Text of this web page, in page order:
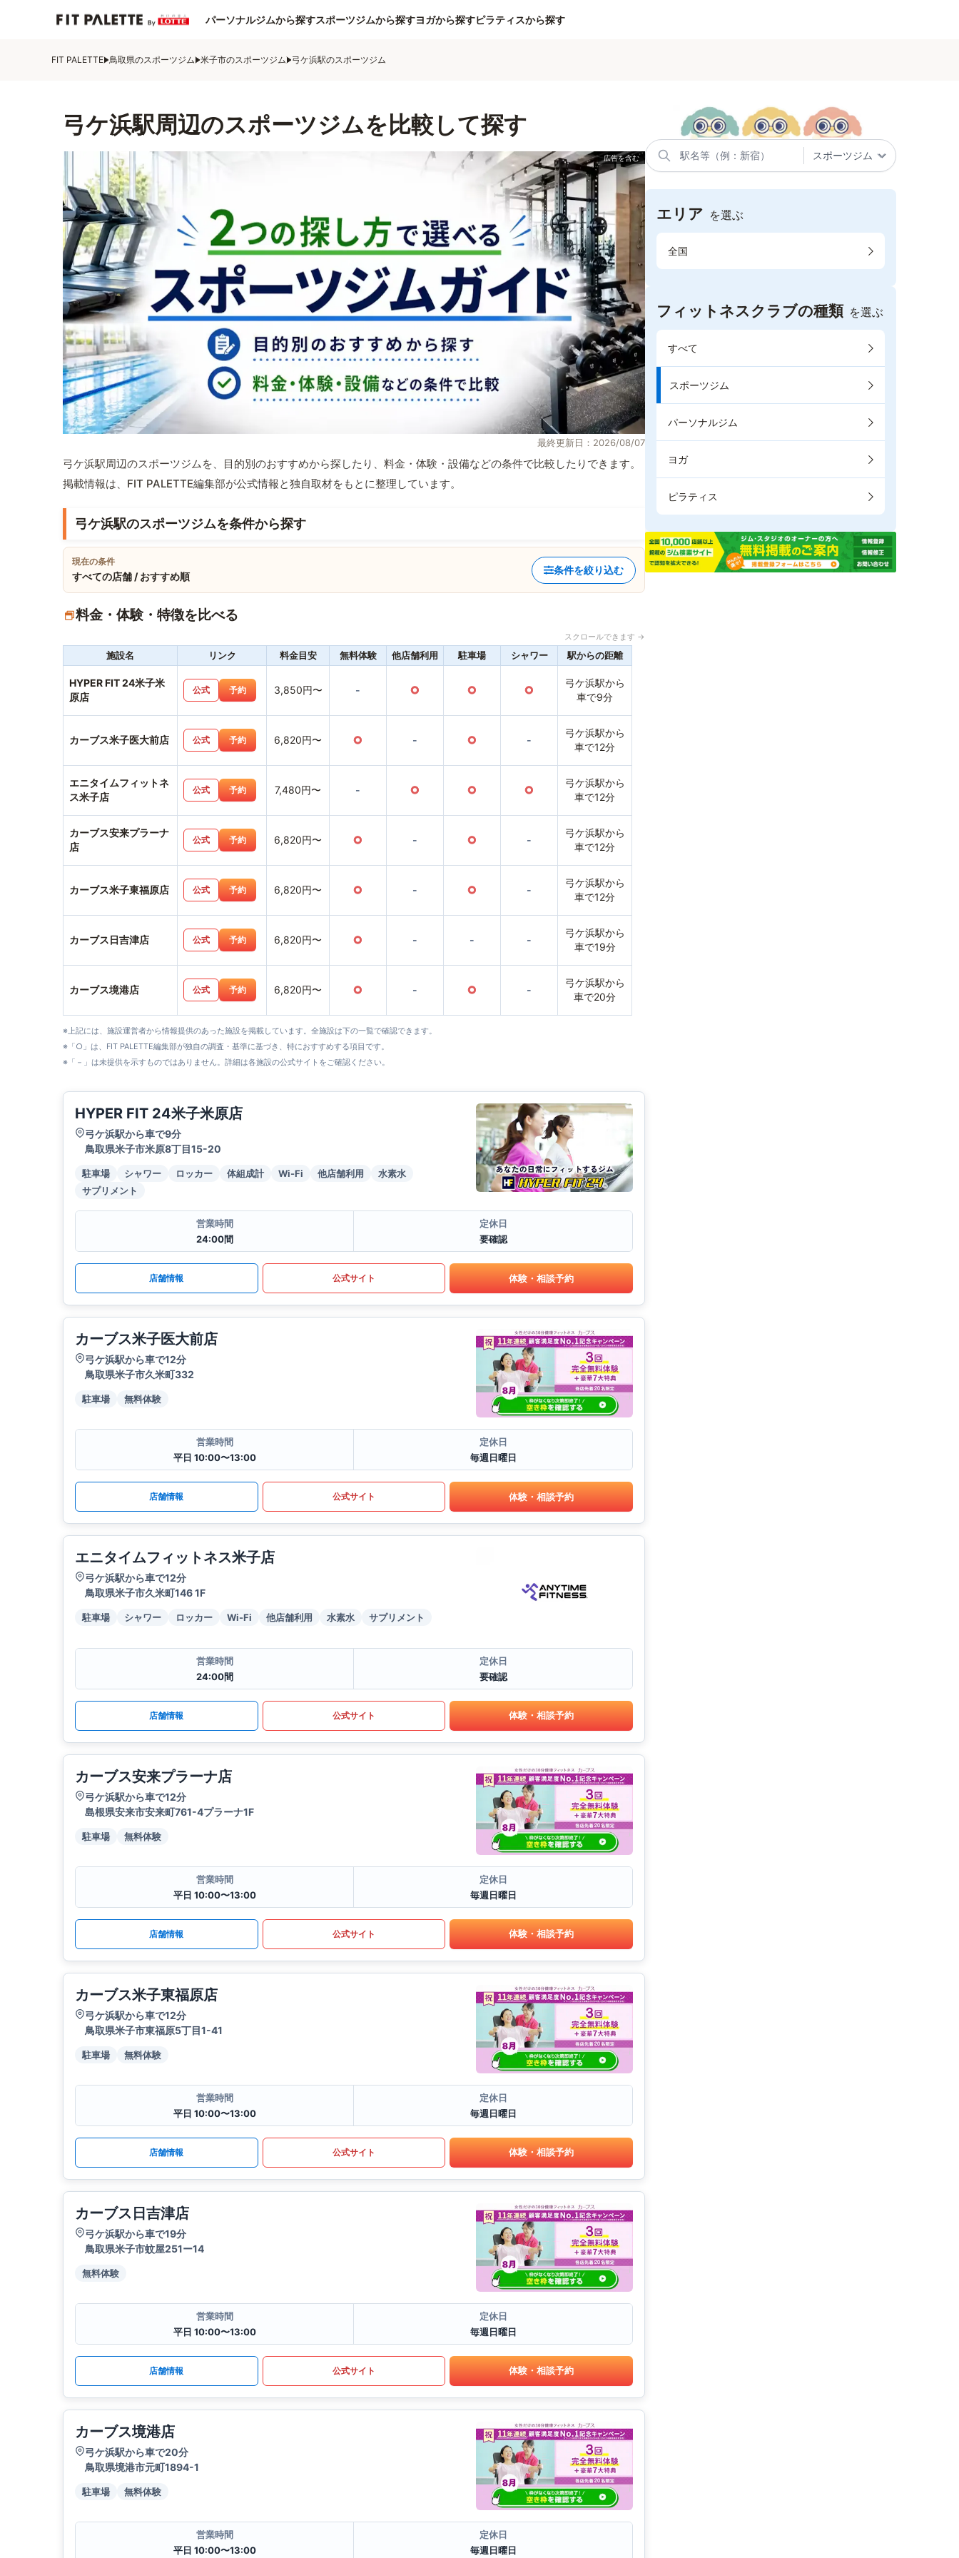
パーソナルジムから探すスポーツジムから探すヨガから探すピラティスから探す
FIT PALETTE 鳥取県のスポーツジム 米子市のスポーツジム 弓ケ浜駅のスポーツジム
弓ケ浜駅周辺のスポーツジムを比較して探す
最終更新日：2026/08/07
弓ケ浜駅周辺のスポーツジムを、目的別のおすすめから探したり、料金・体験・設備などの条件で比較したりできます。
掲載情報は、FIT PALETTE編集部が公式情報と独自取材をもとに整理しています。
弓ケ浜駅のスポーツジムを条件から探す
現在の条件
すべての店舗 / おすすめ順
条件を絞り込む
料金・体験・特徴を比べる
スクロールできます →
施設名 リンク 料金目安 無料体験 他店舗利用 駐車場 シャワー 駅からの距離
HYPER FIT 24米子米
原店
公式 予約 3,850円〜 - ○ ○ ○
弓ケ浜駅から
車で9分
カーブス米子医大前店 公式 予約 6,820円〜 ○ - ○ -
弓ケ浜駅から
車で12分
エニタイムフィットネ
ス米子店
公式 予約 7,480円〜 - ○ ○ ○
弓ケ浜駅から
車で12分
カーブス安来プラーナ
店
公式 予約 6,820円〜 ○ - ○ -
弓ケ浜駅から
車で12分
カーブス米子東福原店 公式 予約 6,820円〜 ○ - ○ -
弓ケ浜駅から
車で12分
カーブス日吉津店 公式 予約 6,820円〜 ○ - - -
弓ケ浜駅から
車で19分
カーブス境港店 公式 予約 6,820円〜 ○ - ○ -
弓ケ浜駅から
車で20分
※上記には、施設運営者から情報提供のあった施設を掲載しています。全施設は下の一覧で確認できます。
※「○」は、FIT PALETTE編集部が独自の調査・基準に基づき、特におすすめする項目です。
※「－」は未提供を示すものではありません。詳細は各施設の公式サイトをご確認ください。
HYPER FIT 24米子米原店
弓ケ浜駅から車で9分
鳥取県米子市米原8丁目15-20
駐車場 シャワー ロッカー 体組成計 Wi-Fi 他店舗利用
水素水
サプリメント
営業時間
24:00間
定休日
要確認
店舗情報 公式サイト 体験・相談予約
カーブス米子医大前店
弓ケ浜駅から車で12分
鳥取県米子市久米町332
駐車場 無料体験
営業時間
平日 10:00〜13:00
定休日
毎週日曜日
店舗情報 公式サイト 体験・相談予約
エニタイムフィットネス米子店
弓ケ浜駅から車で12分
鳥取県米子市久米町146 1F
駐車場 シャワー ロッカー Wi-Fi 他店舗利用 水素水 サプリメント
営業時間
24:00間
定休日
要確認
店舗情報 公式サイト 体験・相談予約
カーブス安来プラーナ店
弓ケ浜駅から車で12分
島根県安来市安来町761-4プラーナ1F
駐車場 無料体験
営業時間
平日 10:00〜13:00
定休日
毎週日曜日
店舗情報 公式サイト 体験・相談予約
カーブス米子東福原店
弓ケ浜駅から車で12分
鳥取県米子市東福原5丁目1-41
駐車場 無料体験
営業時間
平日 10:00〜13:00
定休日
毎週日曜日
店舗情報 公式サイト 体験・相談予約
カーブス日吉津店
弓ケ浜駅から車で19分
鳥取県米子市蚊屋251ー14
無料体験
営業時間
平日 10:00〜13:00
定休日
毎週日曜日
店舗情報 公式サイト 体験・相談予約
カーブス境港店
弓ケ浜駅から車で20分
鳥取県境港市元町1894-1
駐車場 無料体験
営業時間
平日 10:00〜13:00
定休日
毎週日曜日
エリア を選ぶ
全国
フィットネスクラブの種類 を選ぶ
すべて
スポーツジム
パーソナルジム
ヨガ
ピラティス